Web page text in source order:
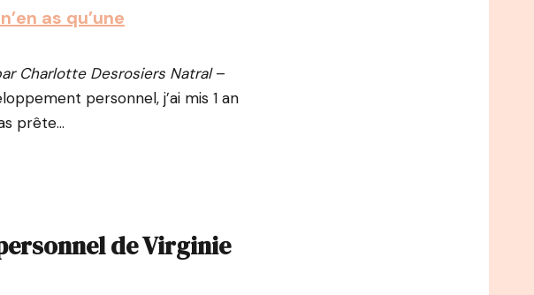
as qu’une
Charlotte Desrosiers Natral–
personnel, j’ai mis 1 an
prête…
de Virginie